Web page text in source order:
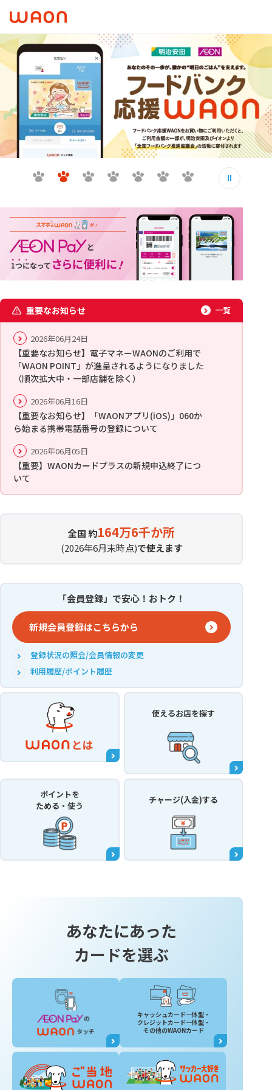
重要なお知らせ 一覧
2026年06月24日
【重要なお知らせ】電子マネーWAONのご利用で
「WAON POINT」が進呈されるようになりました
（順次拡大中・一部店舗を除く）
2026年06月16日
【重要なお知らせ】「WAONアプリ(iOS)」060か
ら始まる携帯電話番号の登録について
2026年06月05日
【重要】WAONカードプラスの新規申込終了につ
いて
全国 約164万6千か所
(2026年6月末時点)で使えます
「会員登録」で安心！おトク！
新規会員登録はこちらから
登録状況の照会/会員情報の変更
利用履歴/ポイント履歴
使えるお店を探す
ポイントを
ためる・使う
チャージ(入金)する
あなたにあった
カードを選ぶ
キャッシュカード一体型・
クレジットカード一体型・
その他のWAONカード